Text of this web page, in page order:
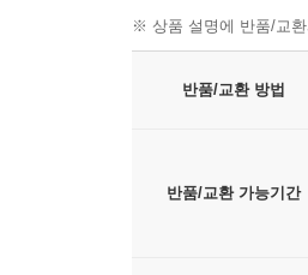
트라키아에서 아테네
새로운 신화의 탄생
제12화 헤파이스토
화산 속의 공방, 그리
올림포스에서 추락한
황금 옥좌의 복수 363
불완전한 결혼, 완벽
※ 상품 설명에 반품/교
반품/교환 방법
반품/교환 가능기간